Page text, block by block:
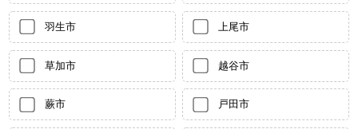
羽生市 上尾市
草加市 越谷市
蕨市 戸田市